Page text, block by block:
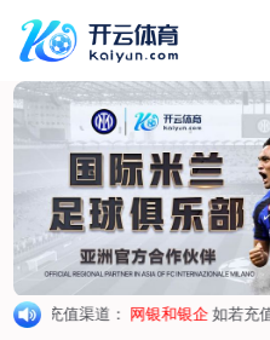
首页
关于我们
企业概况
荣誉资质
合作伙伴
产品中心
烤箱纸
蜡纸
防油纸
蛋糕杯纸
糖果包装纸